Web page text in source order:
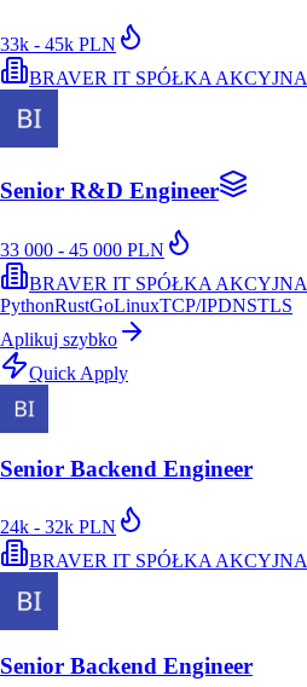
33k - 45k PLN
BRAVER IT SPÓŁKA AKCYJNA
Senior R&D Engineer
33 000 - 45 000 PLN
BRAVER IT SPÓŁKA AKCYJNA
PythonRustGoLinuxTCP/IPDNSTLS
Aplikuj szybko
Quick Apply
Senior Backend Engineer
24k - 32k PLN
BRAVER IT SPÓŁKA AKCYJNA
Senior Backend Engineer